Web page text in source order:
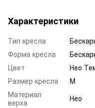
Характеристики
Тип кресла
Форма кресла
Цвет
Нео
Размер кресла
M
Материал
верха
Нео